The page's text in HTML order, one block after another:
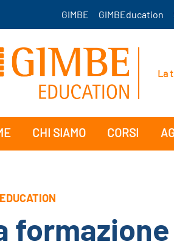
GIMBE GIMBEducation
La
CHI SIAMO CORSI